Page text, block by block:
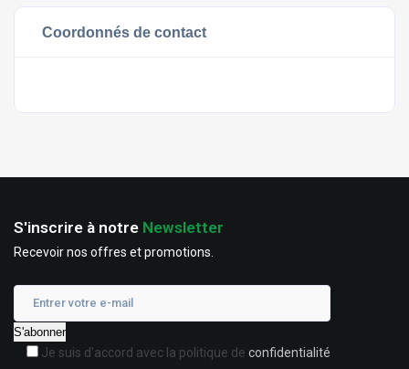
Coordonnés de contact
S'inscrire à notre Newsletter
Recevoir nos offres et promotions.
Je suis d'accord avec la politique de confidentialité